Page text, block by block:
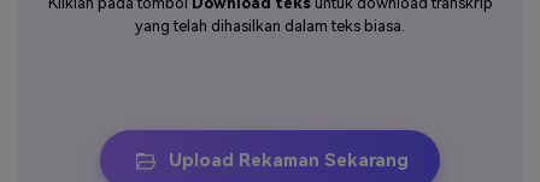
yang telah dihasilkan dalam teks biasa.
Upload Rekaman Sekarang